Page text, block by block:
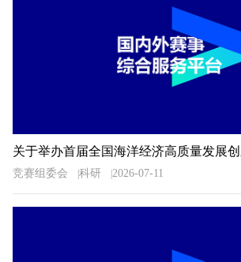
关于举办首届全国海洋经济高质量发展
竞赛组委会 科研 2026-07-11